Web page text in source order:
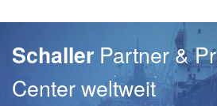
Schaller Partner &
Center weltweit